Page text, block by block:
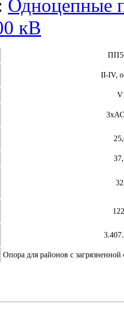
Одноцепные
кВ
II-IV,
Опора для районов с